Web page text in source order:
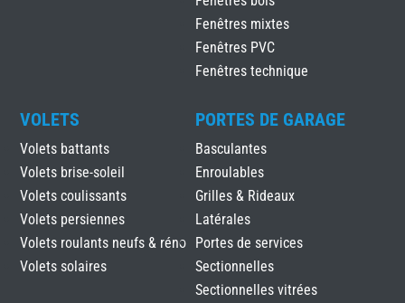
Fenêtres mixtes
Fenêtres PVC
Fenêtres technique
VOLETS
Volets battants
Volets brise-soleil
Volets coulissants
Volets persiennes
Volets roulants neufs & réno
Volets solaires
PORTES DE GARAGE
Basculantes
Enroulables
Grilles & Rideaux
Latérales
Portes de services
Sectionnelles
Sectionnelles vitrées